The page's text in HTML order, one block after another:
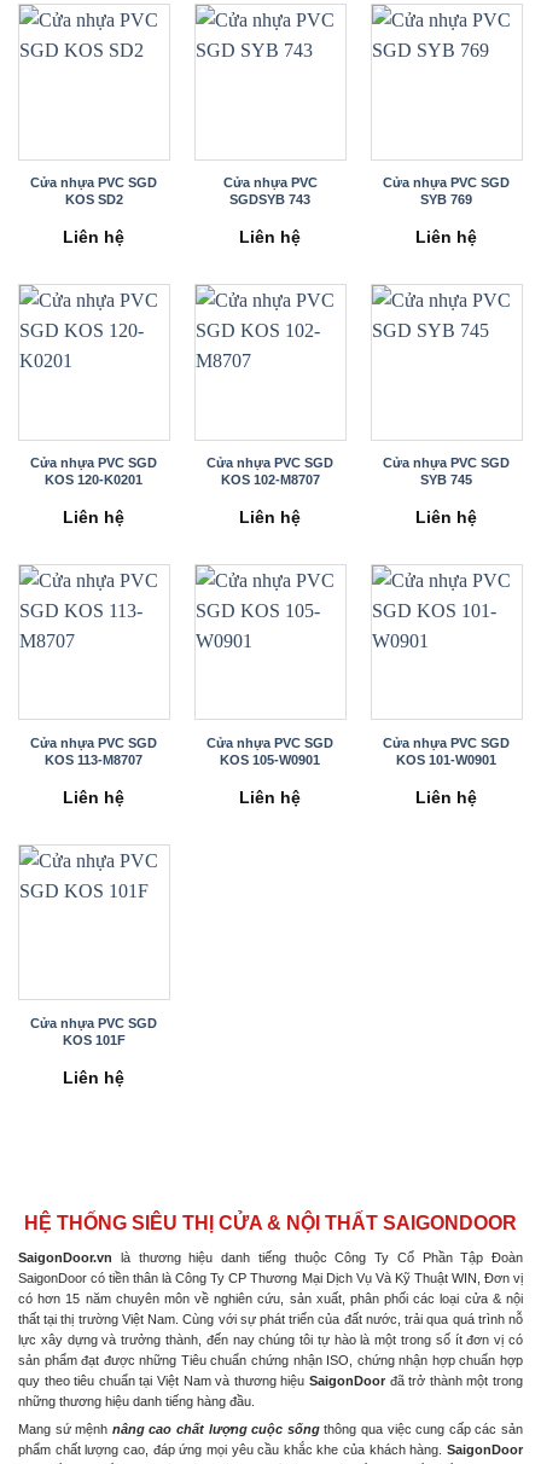
Cửa nhựa PVC SGD
KOS SD2
Liên hệ
Cửa nhựa PVC
SGDSYB 743
Liên hệ
Cửa nhựa PVC SGD
SYB 769
Liên hệ
Cửa nhựa PVC SGD
KOS 120-K0201
Liên hệ
Cửa nhựa PVC SGD
KOS 102-M8707
Liên hệ
Cửa nhựa PVC SGD
SYB 745
Liên hệ
Cửa nhựa PVC SGD
KOS 113-M8707
Liên hệ
Cửa nhựa PVC SGD
KOS 105-W0901
Liên hệ
Cửa nhựa PVC SGD
KOS 101-W0901
Liên hệ
Cửa nhựa PVC SGD
KOS 101F
Liên hệ
HỆ THỐNG SIÊU THỊ CỬA & NỘI THẤT SAIGONDOOR
SaigonDoor.vn là thương hiệu danh tiếng thuộc Công Ty Cổ Phần Tập Đoàn
SaigonDoor có tiền thân là Công Ty CP Thương Mại Dịch Vụ Và Kỹ Thuật WIN, Đơn vị
có hơn 15 năm chuyên môn về nghiên cứu, sản xuất, phân phối các loại cửa & nội
thất tại thị trường Việt Nam. Cùng với sự phát triển của đất nước, trải qua quá trình nỗ
lực xây dựng và trưởng thành, đến nay chúng tôi tự hào là một trong số ít đơn vị có
sản phẩm đạt được những Tiêu chuẩn chứng nhận ISO, chứng nhận hợp chuẩn hợp
quy theo tiêu chuẩn tại Việt Nam và thương hiệu SaigonDoor đã trở thành một trong
những thương hiệu danh tiếng hàng đầu.
Mang sứ mệnh nâng cao chất lượng cuộc sốngthông qua việc cung cấp các sản
phẩm chất lượng cao, đáp ứng mọi yêu cầu khắc khe của khách hàng. SaigonDoor